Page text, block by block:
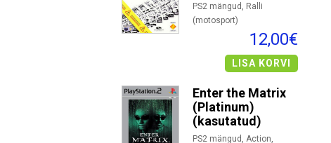
PS2 mängud, Ralli
(motosport)
12,00€
LISA KORVI
Enter the Matrix
(Platinum)
(kasutatud)
PS2 mängud, Action,